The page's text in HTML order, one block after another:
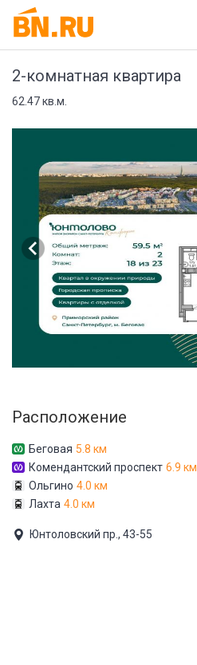
2-комнатная квартира
62.47 кв.м.
Расположение
Беговая 5.8 км
Комендантский проспект 6.9 км
Ольгино 4.0 км
Лахта 4.0 км
Юнтоловский пр., 43-55